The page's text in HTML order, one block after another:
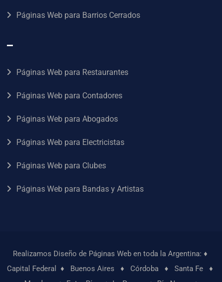
Páginas Web para Barrios Cerrados
–
Páginas Web para Restaurantes
Páginas Web para Contadores
Páginas Web para Abogados
Páginas Web para Electricistas
Páginas Web para Clubes
Páginas Web para Bandas y Artistas
Realizamos Diseño de Páginas Web en toda la Argentina: ♦
Capital Federal
♦ Buenos Aires ♦ Córdoba ♦ Santa Fe ♦